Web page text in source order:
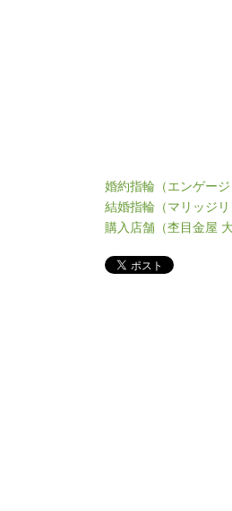
婚約指輪（エンゲー
結婚指輪（マリッジ
購入店舗（杢目金屋